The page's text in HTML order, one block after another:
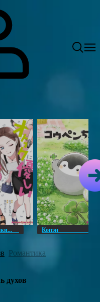
Копэн
Романтика
духов